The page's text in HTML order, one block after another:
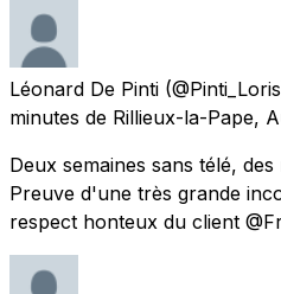
Léonard De Pinti
minutes de Rillieux-la-Pape,
Deux semaines sans télé,
Preuve d'une très grande
respect honteux du client